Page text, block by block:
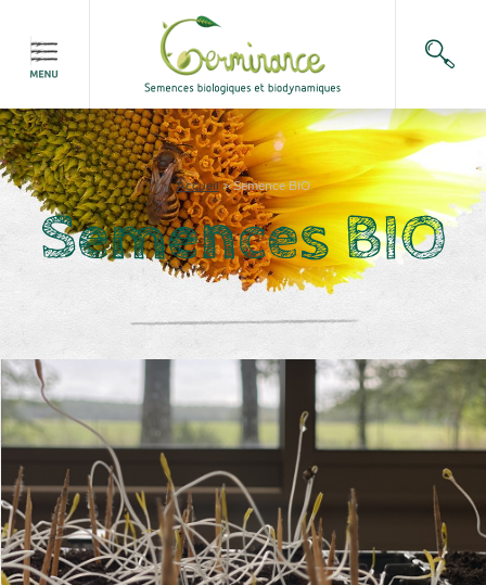
Accueil>Semence BIO
Semences BIO